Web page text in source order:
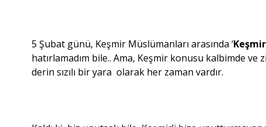
5 Şubat günü, Keşmir Müslümanları arasında ‘
hatırlamadım bile.. Ama, Keşmir konusu kalbimde
derin sızılı bir yara olarak her zaman vardır.